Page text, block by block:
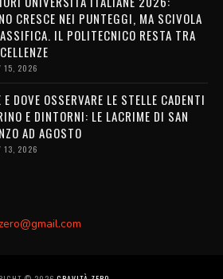
CRESCE NEI PUNTEGGI, MA SCIVOLA
IL POLITECNICO RESTA TRA
15, 2026
E DOVE OSSERVARE LE STELLE CADENTI
E DINTORNI: LE LACRIME DI SAN
AD AGOSTO
13, 2026